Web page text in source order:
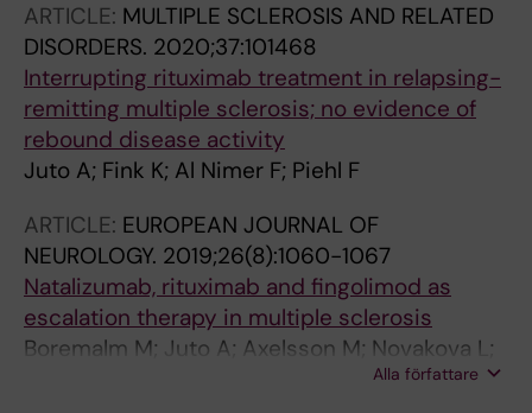
ARTICLE: MULTIPLE SCLEROSIS AND RELATED
DISORDERS. 2020;37:101468
Interrupting rituximab treatment in relapsing-
remitting multiple sclerosis; no evidence of
rebound disease activity
Juto A; Fink K; Al Nimer F; Piehl F
ARTICLE: EUROPEAN JOURNAL OF
NEUROLOGY. 2019;26(8):1060-1067
Natalizumab, rituximab and fingolimod as
escalation therapy in multiple sclerosis
Boremalm M; Juto A; Axelsson M; Novakova L;
Frisell T; Svenningsson A; Lycke J; Piehl F;
Alla författare